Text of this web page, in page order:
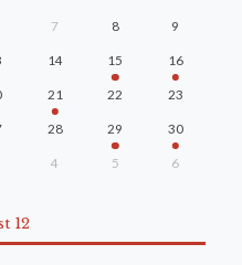
7 8 9
14 15 16
21 22 23
28 29 30
4 5 6
12